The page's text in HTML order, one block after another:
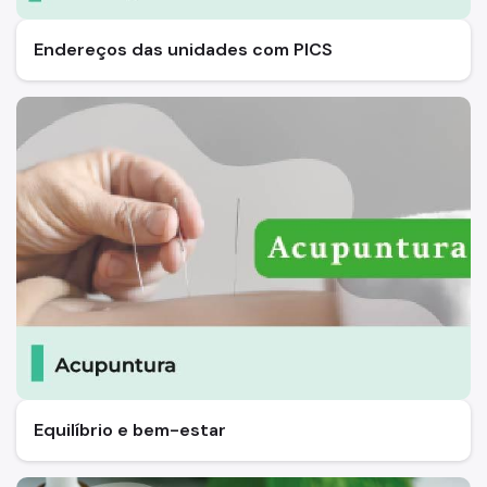
Endereços das unidades com PICS
Equilíbrio e bem-estar